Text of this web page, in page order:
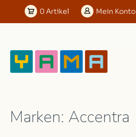
0Artikel Mein Konto
Marken: Accentra